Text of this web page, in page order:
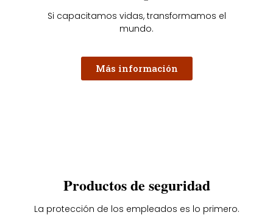
Si capacitamos vidas, transformamos el
mundo.
Más información
Productos de seguridad
La protección de los empleados es lo primero.